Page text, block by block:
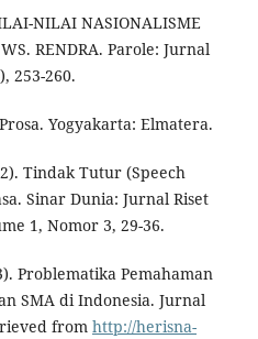
NILAI NASIONALISME
RENDRA. Parole: Jurnal
253-260.
Yogyakarta: Elmatera.
Tindak Tutur (Speech
Sinar Dunia: Jurnal Riset
1, Nomor 3, 29-36.
Problematika Pemahaman
SMA di Indonesia. Jurnal
from http://herisna-